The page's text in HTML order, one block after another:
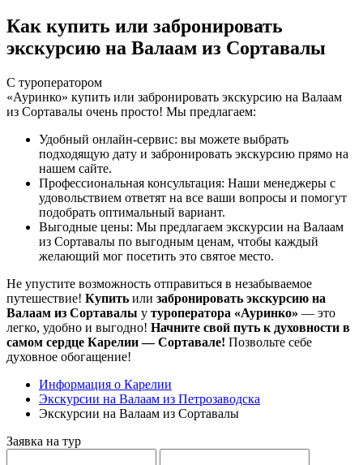
Как купить или забронировать
экскурсию на Валаам из Сортавалы
С туроператором
«Ауринко» купить или забронировать экскурсию на Валаам
из Сортавалы очень просто! Мы предлагаем:
Удобный онлайн-сервис: вы можете выбрать
подходящую дату и забронировать экскурсию прямо на
нашем сайте.
Профессиональная консультация: Наши менеджеры с
удовольствием ответят на все ваши вопросы и помогут
подобрать оптимальный вариант.
Выгодные цены: Мы предлагаем экскурсии на Валаам
из Сортавалы по выгодным ценам, чтобы каждый
желающий мог посетить это святое место.
Не упустите возможность отправиться в незабываемое
путешествие! Купить или забронировать экскурсию на
Валаам из Сортавалы у туроператора «Ауринко» — это
легко, удобно и выгодно! Начните свой путь к духовности в
самом сердце Карелии — Сортавале! Позвольте себе
духовное обогащение!
Информация о Карелии
Экскурсии на Валаам из Петрозаводска
Экскурсии на Валаам из Сортавалы
Заявка на тур